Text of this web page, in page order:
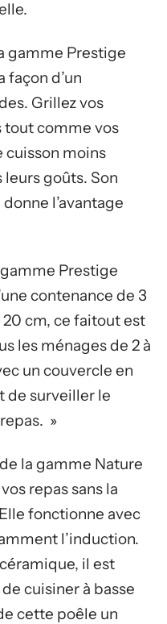
gamme Prestige
façon d’un
Grillez vos
tout comme vos
cuisson moins
goûts. Son
l’avantage
Prestige
contenance de 3
cm, ce faitout est
les ménages de 2 à
un couvercle en
de surveiller le
»
la gamme Nature
repas sans la
fonctionne avec
l’induction.
il est
cuisiner à basse
cette poêle un